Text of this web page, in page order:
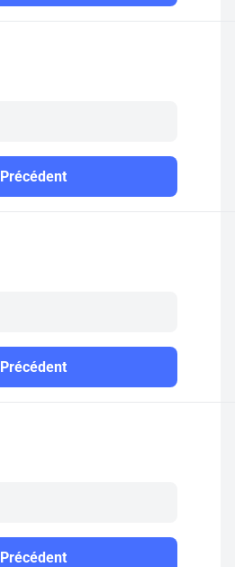
Précédent
Précédent
Précédent